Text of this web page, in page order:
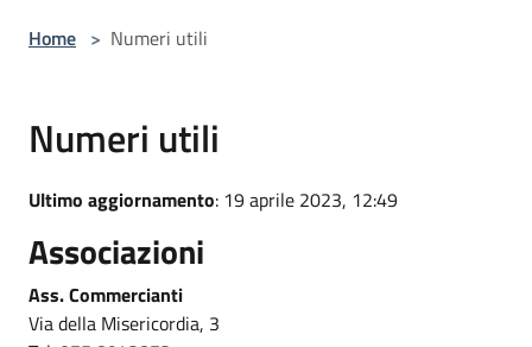
Home > Numeri utili
Numeri utili
Ultimo aggiornamento: 19 aprile 2023, 12:49
Associazioni
Ass. Commercianti
Via della Misericordia, 3